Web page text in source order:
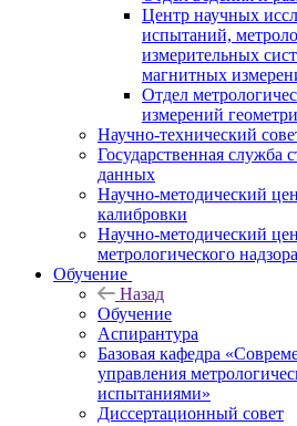
Центр научных
испытаний,
измерительных
магнитных
Отдел
измерений
Научно-технический
Государственная служба
данных
Научно-методический
калибровки
Научно-методический
метрологического надзора
Обучение
Назад
Обучение
Аспирантура
Базовая кафедра
управления
испытаниями»
Диссертационный совет